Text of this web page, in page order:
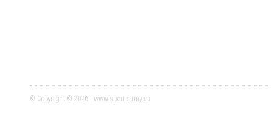
© Copyright © 2026 | www.sport.sumy.ua